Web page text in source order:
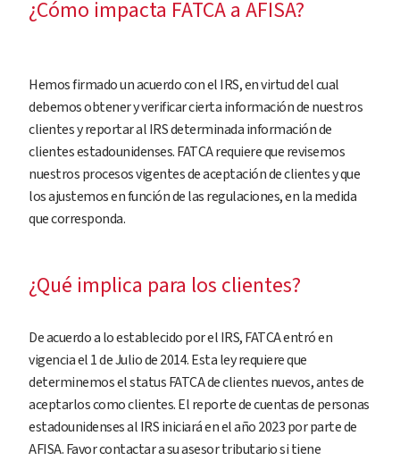
¿Cómo impacta FATCA a AFISA?
Hemos firmado un acuerdo con el IRS, en virtud del cual
debemos obtener y verificar cierta información de nuestros
clientes y reportar al IRS determinada información de
clientes estadounidenses. FATCA requiere que revisemos
nuestros procesos vigentes de aceptación de clientes y que
los ajustemos en función de las regulaciones, en la medida
que corresponda.
¿Qué implica para los clientes?
De acuerdo a lo establecido por el IRS, FATCA entró en
vigencia el 1 de Julio de 2014. Esta ley requiere que
determinemos el status FATCA de clientes nuevos, antes de
aceptarlos como clientes. El reporte de cuentas de personas
estadounidenses al IRS iniciará en el año 2023 por parte de
AFISA. Favor contactar a su asesor tributario si tiene